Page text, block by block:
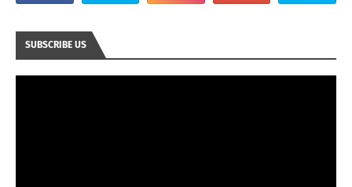
SUBSCRIBE US